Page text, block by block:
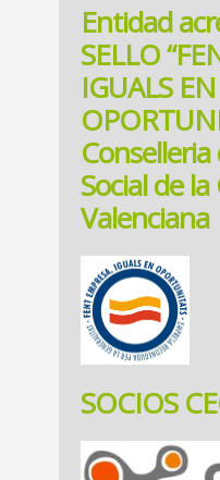
Entidad
SELLO
IGUALS EN
Social de
Valenciana
SOCIOS